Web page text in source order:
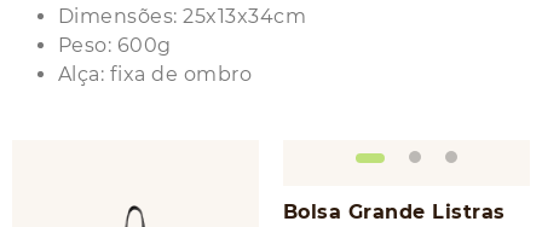
Dimensões: 25x13x34cm
Peso: 600g
Alça: fixa de ombro
Bolsa Grande Listras